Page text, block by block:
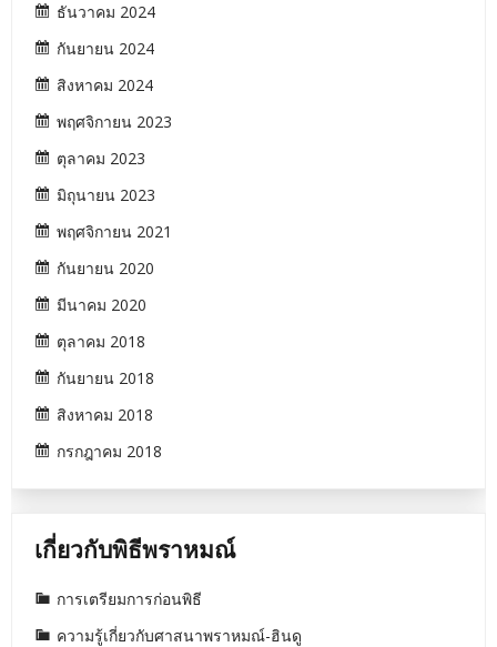
ธันวาคม 2024
กันยายน 2024
สิงหาคม 2024
พฤศจิกายน 2023
ตุลาคม 2023
มิถุนายน 2023
พฤศจิกายน 2021
กันยายน 2020
มีนาคม 2020
ตุลาคม 2018
กันยายน 2018
สิงหาคม 2018
กรกฎาคม 2018
เกี่ยวกับพิธีพราหมณ์
การเตรียมการก่อนพิธี
ความรู้เกี่ยวกับศาสนาพราหมณ์-ฮินดู